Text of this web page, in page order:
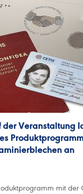
der Veranstaltung
an
mit der